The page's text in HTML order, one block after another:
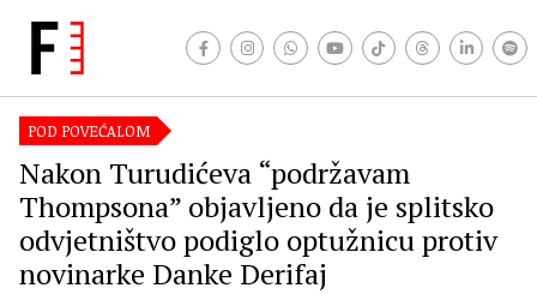
POD POVEĆALOM
Nakon Turudićeva “podržavam
Thompsona” objavljeno da je splitsko
odvjetništvo podiglo optužnicu protiv
novinarke Danke Derifaj